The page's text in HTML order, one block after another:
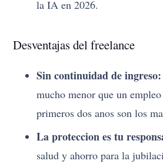
la IA en 2026.
Desventajas del freelance
Sin continuidad de ingreso:
mucho menor que un
primeros dos anos son los
La proteccion es tu
salud y ahorro para la